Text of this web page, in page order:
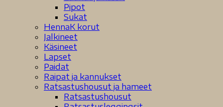
Pipot
Sukat
HennaK korut
Jalkineet
Käsineet
Lapset
Paidat
Raipat ja kannukset
Ratsastushousut ja hameet
Ratsastushousut